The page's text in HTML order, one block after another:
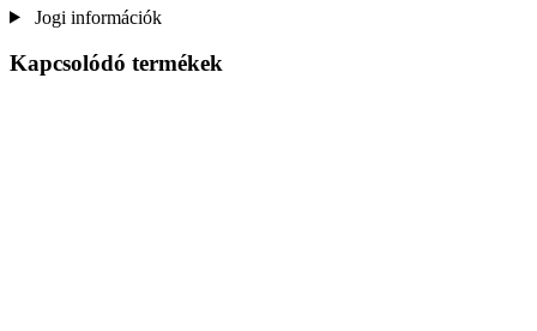
Jogi információk
Kapcsolódó termékek